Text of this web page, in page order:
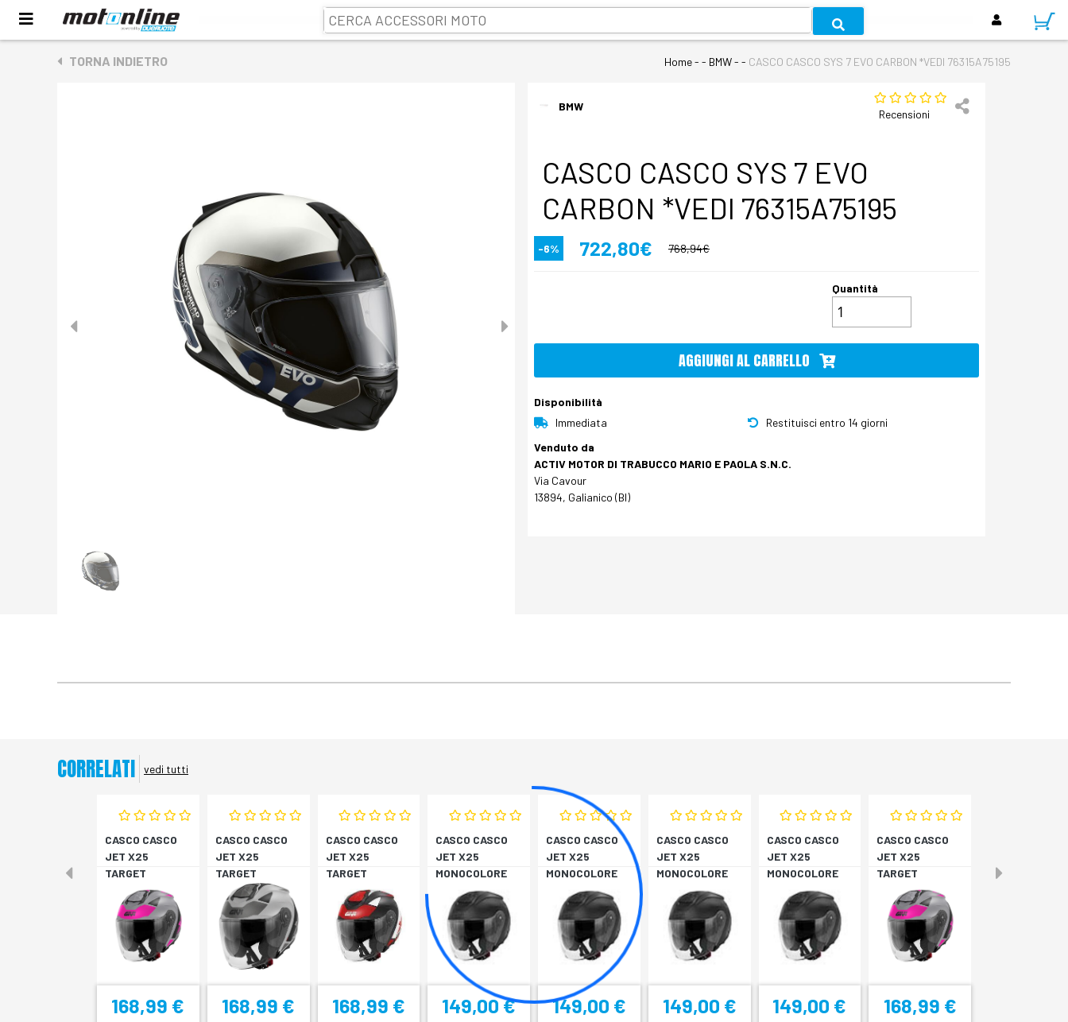
TORNA INDIETRO Home- - BMW - - CASCO CASCO SYS 7 EVO CARBON *VEDI 76315A75195
BMW
Recensioni
CASCO CASCO SYS 7 EVO
CARBON *VEDI 76315A75195
-6% 722,80€ 768,94€
Quantità
AGGIUNGI AL CARRELLO
Disponibilità
Immediata
Restituisci entro 14 giorni
Venduto da
ACTIV MOTOR DI TRABUCCO MARIO E PAOLA S.N.C.
Via Cavour
13894, Galianico (BI)
CORRELATI vedi tutti
CASCO CASCO
JET X25
TARGET
TITAN/ROSA XS
168,99 €
CASCO CASCO
JET X25
TARGET
TITAN/NERO S
168,99 €
CASCO CASCO
JET X25
TARGET
NER/BIA/ROSS
168,99 €
CASCO CASCO
JET X25
MONOCOLORE
NERO XS
149,00 €
CASCO CASCO
JET X25
MONOCOLORE
NERO XS
149,00 €
CASCO CASCO
JET X25
MONOCOLORE
NERO XS
149,00 €
CASCO CASCO
JET X25
MONOCOLORE
NERO XS
149,00 €
CASCO CASCO
JET X25
TARGET
TITAN/ROSA XS
168,99 €